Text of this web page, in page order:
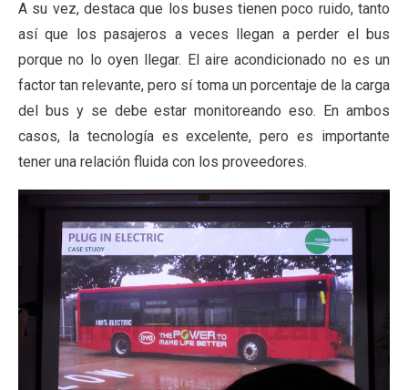
A su vez, destaca que los buses tienen poco ruido, tanto
así que los pasajeros a veces llegan a perder el bus
porque no lo oyen llegar. El aire acondicionado no es un
factor tan relevante, pero sí toma un porcentaje de la carga
del bus y se debe estar monitoreando eso. En ambos
casos, la tecnología es excelente, pero es importante
tener una relación fluida con los proveedores.